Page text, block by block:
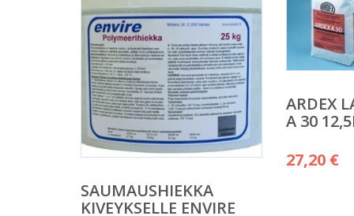
SAUMAUSHIEKKA
KIVEYKSELLE ENVIRE
ARDEX
A 30
27,20 €